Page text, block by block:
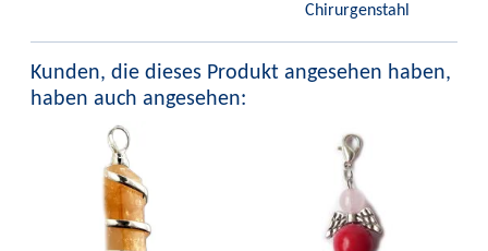
Chirurgenstahl
Kunden, die dieses Produkt angesehen haben,
haben auch angesehen: